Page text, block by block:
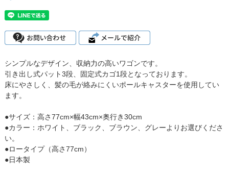
シンプルなデザイン、収納力の高いワゴンです。
引き出し式パット3段、固定式カゴ1段となっております。
床にやさしく、髪の毛が絡みにくいポールキャスターを使用してい
ます。
●サイズ：高さ77cm×幅43cm×奥行き30cm
●カラー：ホワイト、ブラック、ブラウン、グレーよりお選びくださ
い。
●ロータイプ（高さ77cm）
●日本製